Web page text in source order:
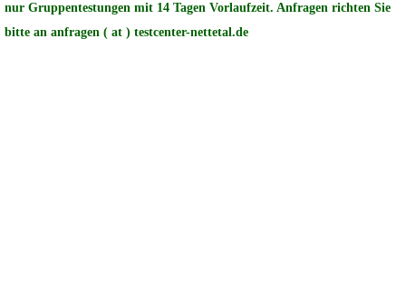
nur Gruppentestungen mit 14 Tagen Vorlaufzeit. Anfragen richten Sie
bitte an anfragen ( at ) testcenter-nettetal.de